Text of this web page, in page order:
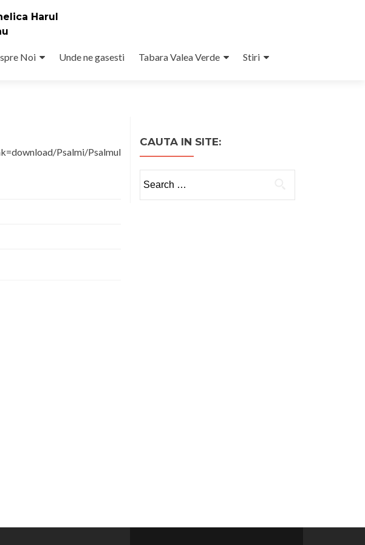
Harul
Noi Unde ne gasesti Tabara Valea Verde Stiri
Psalmi/Psalmul
CAUTA IN SITE:
for: